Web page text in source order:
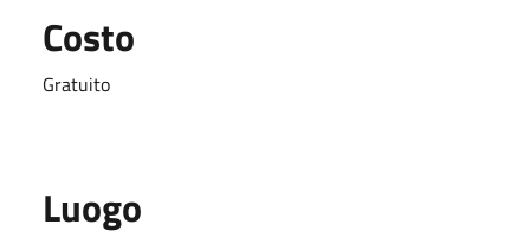
Costo
Gratuito
Luogo